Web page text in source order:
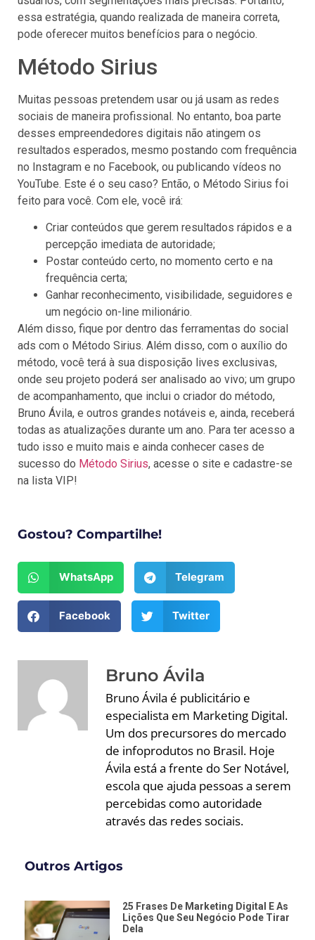
essa estratégia, quando realizada de maneira correta,
pode oferecer muitos benefícios para o negócio.
Método Sirius
Muitas pessoas pretendem usar ou já usam as redes
sociais de maneira profissional. No entanto, boa parte
desses empreendedores digitais não atingem os
resultados esperados, mesmo postando com frequência
no Instagram e no Facebook, ou publicando vídeos no
YouTube. Este é o seu caso? Então, o Método Sirius foi
feito para você. Com ele, você irá:
Criar conteúdos que gerem resultados rápidos e a
percepção imediata de autoridade;
Postar conteúdo certo, no momento certo e na
frequência certa;
Ganhar reconhecimento, visibilidade, seguidores e
um negócio on-line milionário.
Além disso, fique por dentro das ferramentas do social
ads com o Método Sirius. Além disso, com o auxílio do
método, você terá à sua disposição lives exclusivas,
onde seu projeto poderá ser analisado ao vivo; um grupo
de acompanhamento, que inclui o criador do método,
Bruno Ávila, e outros grandes notáveis e, ainda, receberá
todas as atualizações durante um ano. Para ter acesso a
tudo isso e muito mais e ainda conhecer cases de
sucesso do Método Sirius, acesse o site e cadastre-se
na lista VIP!
Gostou? Compartilhe!
WhatsApp Telegram
Facebook Twitter
Bruno Ávila
Bruno Ávila é publicitário e
especialista em Marketing Digital.
Um dos precursores do mercado
de infoprodutos no Brasil. Hoje
Ávila está a frente do Ser Notável,
escola que ajuda pessoas a serem
percebidas como autoridade
através das redes sociais.
Outros Artigos
25 Frases De Marketing Digital E As
Lições Que Seu Negócio Pode Tirar
Dela